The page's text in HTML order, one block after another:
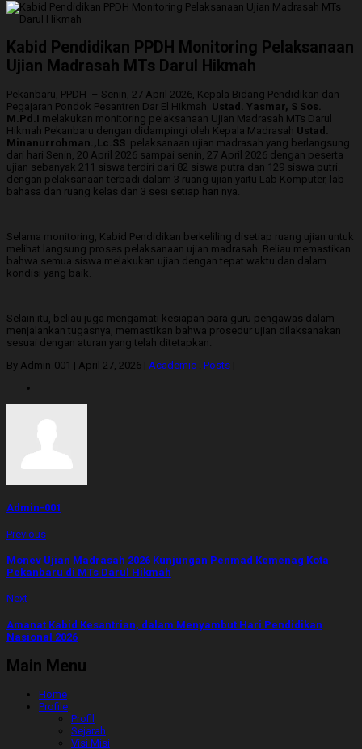
Kabid Pendidikan PPDH Monitoring Pelaksanaan
Ujian Madrasah MTs Darul Hikmah
Pekanbaru, PPDH – Senin, ‎27 ‎April ‎2026, Kepala Bidang Pendidikan dan
Pegajaran Pondok Pesantren Dar El Hikmah Ustad. Yasmar, S Sos.
M.Pd.I melakukan monitoring pelaksanaan Ujian Madrasah MTs Darul
Hikmah Pekanbaru dengan didampingi oleh Kepala Madrasah Ustad.
Minanurrohman.,Lc.SS. pelaksanaan ujian madrasah yang berlangsung
dari hari Senin, 20 April 2026 sampai senin, 27 April 2026 dengan peserta
ujian sebanyak 211 siswa terdiri dari 82 siswa putra dan 129 siswa putri.
dengan pelaksanaan terbadi dalam 3 ruang ujian yaitu Lab Komputer, lab
bahasa dan ruang kelas dan 3 sesi setiap hari nya.
Selama monitoring, Kabid Pendidikan berkeliling disetiap ruang ujian untuk
melihat langsung proses pelaksanaan ujian madrasah. Beliau memastikan
bahwa semua siswa melakukan ujian dengan tepat waktu dan dalam
kondisi yang baik.
Selain itu, beliau juga mengamati kesiapan para guru pengawas dalam
menjalankan tugasnya, memastikan bahwa prosedur ujian dilaksanakan
sesuai dengan aturan yang telah ditetapkan.
By Admin-001 | April 27, 2026 | Academic . Posts |
Admin-001
Previous
Monev Ujian Madrasah 2026 Kunjungan Penmad Kemenag Kota
Pekanbaru di MTs Darul Hikmah
Next
Amanat Kabid Kesantrian, dalam Menyambut Hari Pendidikan
Nasional 2026
Main Menu
Home
Profile
Profil
Sejarah
Visi Misi